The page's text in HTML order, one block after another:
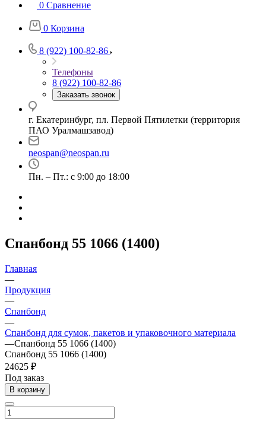
0 Сравнение
0 Корзина
8 (922) 100-82-86
Телефоны
8 (922) 100-82-86
Заказать звонок
г. Екатеринбург, пл. Первой Пятилетки (территория
ПАО Уралмашзавод)
neospan@neospan.ru
Пн. – Пт.: с 9:00 до 18:00
Спанбонд 55 1066 (1400)
Главная
—
Продукция
—
Спанбонд
—
Спанбонд для сумок, пакетов и упаковочного материала
—Спанбонд 55 1066 (1400)
Спанбонд 55 1066 (1400)
24625 ₽
Под заказ
В корзину